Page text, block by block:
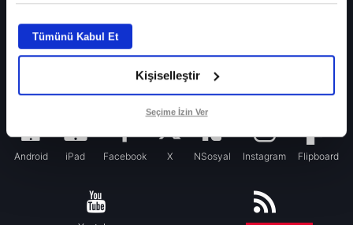
Tümünü Kabul Et
Kişiselleştir
Seçime İzin Ver
Fenerbahçe’de sürpriz ayrılık ihtimali! Devre arasında gelmişti
Fenerbahçe’nin yeni transferi Mason Greenwood için olay sözler!
Galatasaray’da rota yeniden Thiago Almada!
Android iPad Facebook X NSosyal Instagram Flipboard